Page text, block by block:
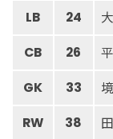
LB 24
CB 26
GK 33
RW 38